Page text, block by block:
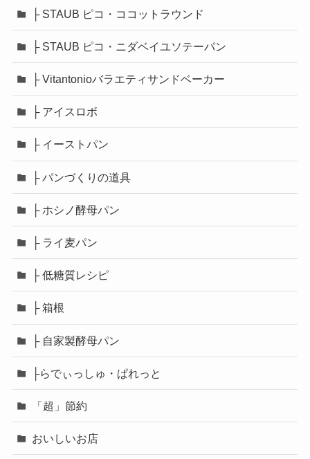
├ STAUB ピコ・ココットラウンド
├ STAUB ピコ・ニダベイユソテーパン
├ Vitantonioバラエティサンドベーカー
├ アイスロボ
├ イーストパン
├ パンづくりの道具
├ ホシノ酵母パン
├ ライ麦パン
├ 低糖質レシピ
├ 箱根
├ 自家製酵母パン
├らでぃっしゅ・ぱれっと
「超」節約
おいしいお店